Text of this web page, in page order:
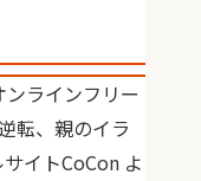
ラインフリー
転、親のイラ
イトCoCon よ